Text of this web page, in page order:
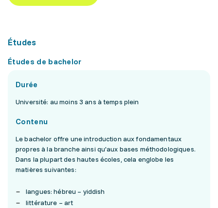
Études
Études de bachelor
Durée
Université: au moins 3 ans à temps plein
Contenu
Le bachelor offre une introduction aux fondamentaux
propres à la branche ainsi qu'aux bases méthodologiques.
Dans la plupart des hautes écoles, cela englobe les
matières suivantes:
langues: hébreu – yiddish
littérature – art